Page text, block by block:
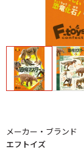
メーカー・ブランド
エフトイズ